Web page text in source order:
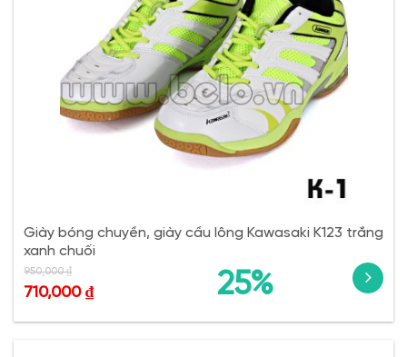
Giày bóng chuyền, giày cầu lông Kawasaki K123 trắng
xanh chuối
25%
950,000₫
710,000 ₫